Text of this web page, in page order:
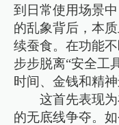
到日常使用场景
的乱象背后，本
续蚕食。在功能
步步脱离“安全工
时间、金钱和精
这首先表现
的无底线争夺。